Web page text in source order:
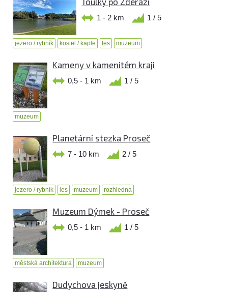
1 - 2 km 1 / 5
jezero / rybník kostel / kaple les muzeum
Kameny v kamenitém kraji
0,5 - 1 km 1 / 5
muzeum
Planetární stezka Proseč
7 - 10 km 2 / 5
jezero / rybník les muzeum rozhledna
Muzeum Dýmek - Proseč
0,5 - 1 km 1 / 5
městská architektura muzeum
Dudychova jeskyně